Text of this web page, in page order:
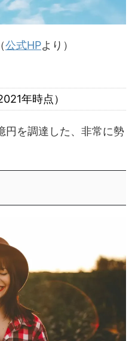
公式HPより）
年時点）
円を調達した、非常に勢